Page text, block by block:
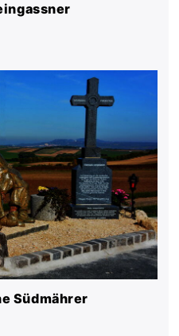
Südmährer